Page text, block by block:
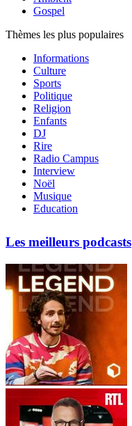
Gospel
Thèmes les plus populaires
Informations
Culture
Sports
Politique
Religion
Enfants
DJ
Rire
Radio Campus
Interview
Noël
Musique
Education
Les meilleurs podcasts